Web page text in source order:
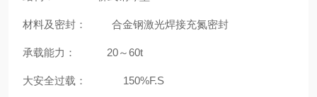
材料及密封： 合金钢激光焊接充氮密封
承载能力： 20～60t
大安全过载： 150%F.S